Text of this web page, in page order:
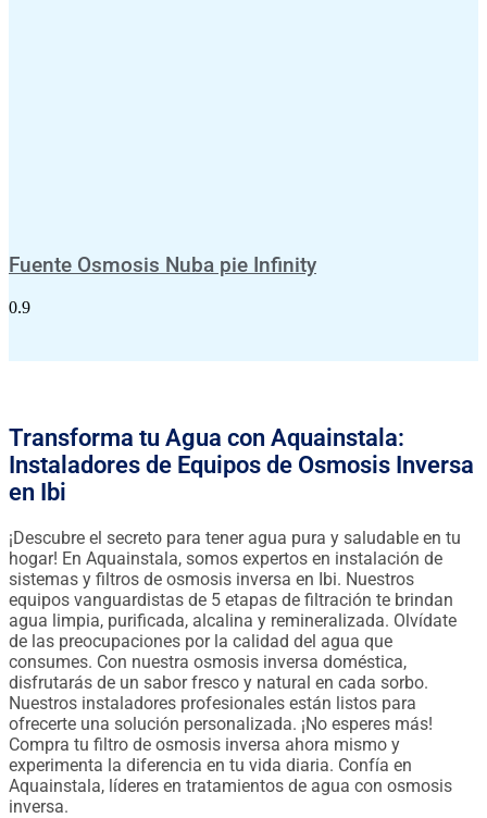
Fuente Osmosis Nuba pie Infinity
Transforma tu Agua con Aquainstala:
Instaladores de Equipos de Osmosis Inversa
en Ibi
¡Descubre el secreto para tener agua pura y saludable en tu
hogar! En Aquainstala, somos expertos en instalación de
sistemas y filtros de osmosis inversa en Ibi. Nuestros
equipos vanguardistas de 5 etapas de filtración te brindan
agua limpia, purificada, alcalina y remineralizada. Olvídate
de las preocupaciones por la calidad del agua que
consumes. Con nuestra osmosis inversa doméstica,
disfrutarás de un sabor fresco y natural en cada sorbo.
Nuestros instaladores profesionales están listos para
ofrecerte una solución personalizada. ¡No esperes más!
Compra tu filtro de osmosis inversa ahora mismo y
experimenta la diferencia en tu vida diaria. Confía en
Aquainstala, líderes en tratamientos de agua con osmosis
inversa.